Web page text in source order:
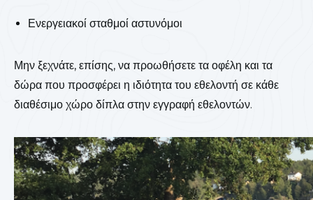
Ενεργειακοί σταθμοί αστυνόμοι
Μην ξεχνάτε, επίσης, να προωθήσετε τα οφέλη και τα
δώρα που προσφέρει η ιδιότητα του εθελοντή σε κάθε
διαθέσιμο χώρο δίπλα στην εγγραφή εθελοντών.